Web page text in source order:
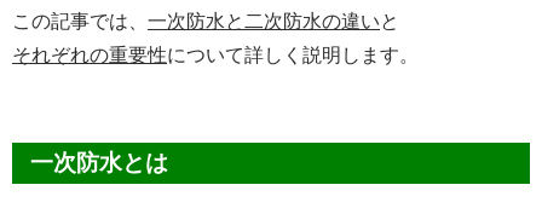
この記事では、 一次防水と二次防水の違いと
それぞれの重要性について詳しく説明します。
一次防水とは